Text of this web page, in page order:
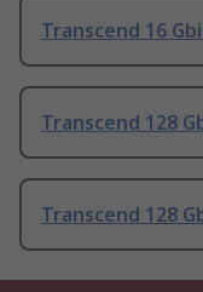
Transcend 16
Transcend 128
Transcend 128